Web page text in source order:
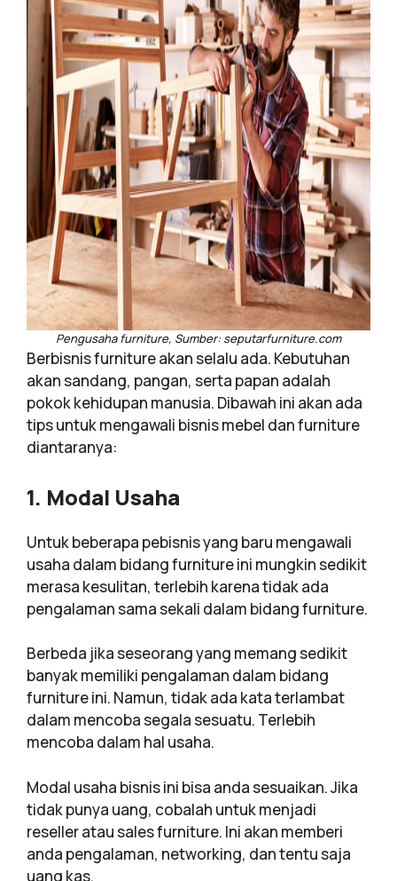
Pengusaha furniture, Sumber: seputarfurniture.com
Berbisnis furniture akan selalu ada. Kebutuhan
akan sandang, pangan, serta papan adalah
pokok kehidupan manusia. Dibawah ini akan ada
tips untuk mengawali bisnis mebel dan furniture
diantaranya:
1. Modal Usaha
Untuk beberapa pebisnis yang baru mengawali
usaha dalam bidang furniture ini mungkin sedikit
merasa kesulitan, terlebih karena tidak ada
pengalaman sama sekali dalam bidang furniture.
Berbeda jika seseorang yang memang sedikit
banyak memiliki pengalaman dalam bidang
furniture ini. Namun, tidak ada kata terlambat
dalam mencoba segala sesuatu. Terlebih
mencoba dalam hal usaha.
Modal usaha bisnis ini bisa anda sesuaikan. Jika
tidak punya uang, cobalah untuk menjadi
reseller atau sales furniture. Ini akan memberi
anda pengalaman, networking, dan tentu saja
uang kas.